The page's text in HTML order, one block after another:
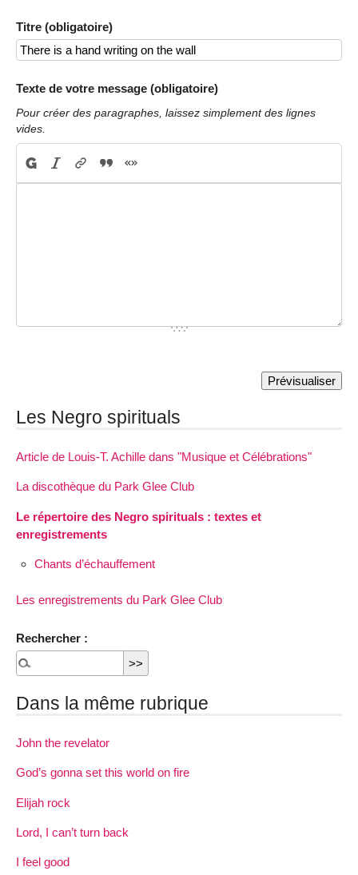
Titre (obligatoire)
Texte de votre message (obligatoire)
Pour créer des paragraphes, laissez simplement des lignes
vides.
Les Negro spirituals
Article de Louis-T. Achille dans "Musique et Célébrations"
La discothèque du Park Glee Club
Le répertoire des Negro spirituals : textes et
enregistrements
Chants d’échauffement
Les enregistrements du Park Glee Club
Rechercher :
Dans la même rubrique
John the revelator
God’s gonna set this world on fire
Elijah rock
Lord, I can’t turn back
I feel good